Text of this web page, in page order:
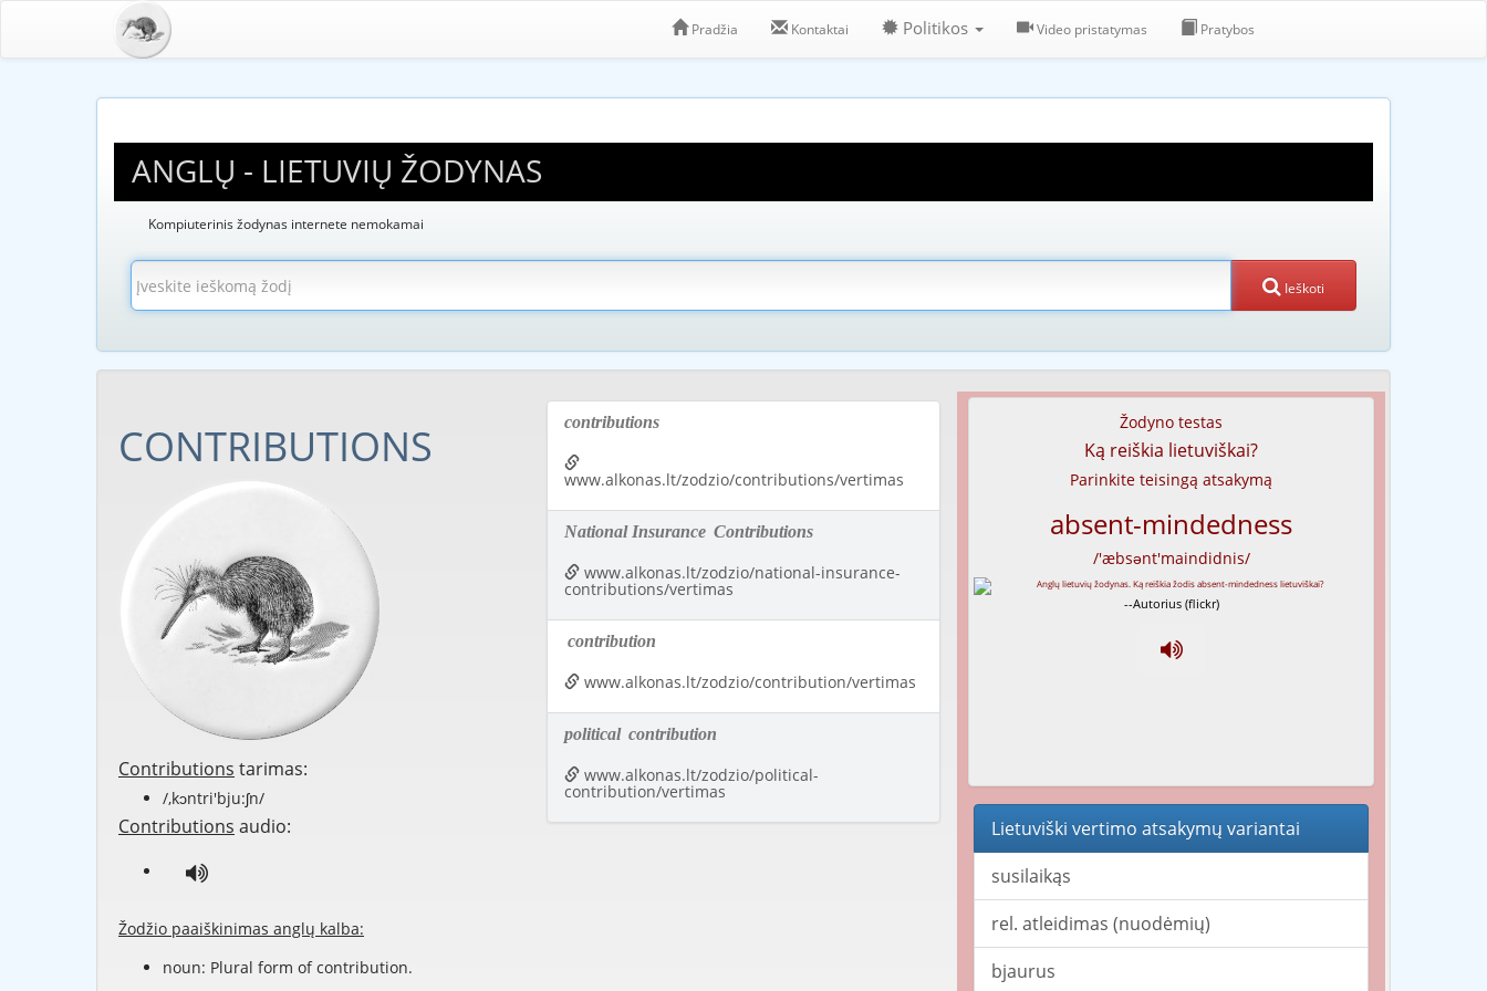
Pradžia Kontaktai Politikos Video pristatymas Pratybos
ANGLŲ - LIETUVIŲ ŽODYNAS
Kompiuterinis žodynas internete nemokamai
Ieškoti
CONTRIBUTIONS
Contributions tarimas:
/,kɔntri'bju:ʃn/
Contributions audio:
Žodžio paaiškinimas anglų kalba:
noun: Plural form ofcontribution.
contributions
www.alkonas.lt/zodzio/contributions/vertimas
National Insurance Contributions
www.alkonas.lt/zodzio/national-insurance-
contributions/vertimas
contribution
www.alkonas.lt/zodzio/contribution/vertimas
political contribution
www.alkonas.lt/zodzio/political-
contribution/vertimas
Žodyno testas
Ką reiškia lietuviškai?
Parinkite teisingą atsakymą
absent-mindedness
/'æbsənt'maindidnis/
--Autorius (flickr)
Lietuviški vertimo atsakymų variantai
susilaikąs
rel. atleidimas (nuodėmių)
bjaurus